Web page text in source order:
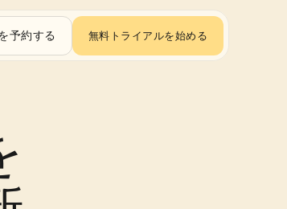
予約する 無料トライアルを始める